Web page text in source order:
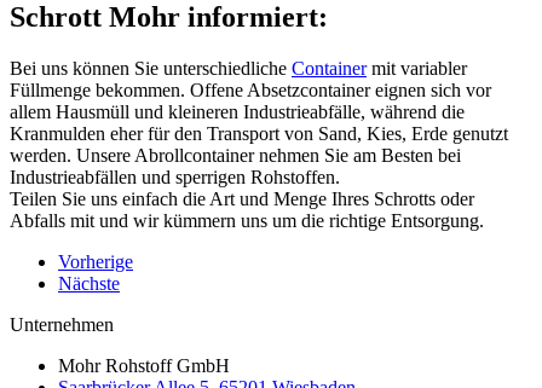
Schrott Mohr informiert:
Bei uns können Sie unterschiedliche Containermit variabler
Füllmenge bekommen. Offene Absetzcontainer eignen sich vor
allem Hausmüll und kleineren Industrieabfälle, während die
Kranmulden eher für den Transport von Sand, Kies, Erde genutzt
werden. Unsere Abrollcontainer nehmen Sie am Besten bei
Industrieabfällen und sperrigen Rohstoffen.
Teilen Sie uns einfach die Art und Menge Ihres Schrotts oder
Abfalls mit und wir kümmern uns um die richtige Entsorgung.
Vorherige
Nächste
Unternehmen
Mohr Rohstoff GmbH